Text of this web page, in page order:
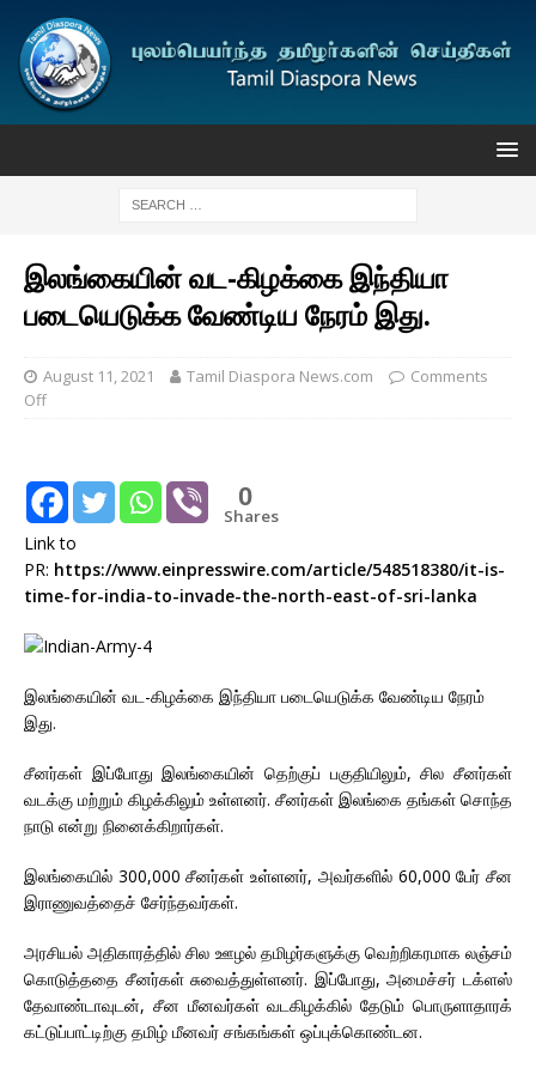
இலங்கையின் வட-கிழக்கை இந்தியா
படையெடுக்க வேண்டிய நேரம் இது.
August 11, 2021 Tamil Diaspora News.com
Comments
Off
0
Shares
Link to
PR: https://www.einpresswire.com/article/548518380/it-is-
time-for-india-to-invade-the-north-east-of-sri-lanka
இலங்கையின் வட-கிழக்கை இந்தியா படையெடுக்க வேண்டிய நேரம்
இது.
சீனர்கள் இப்போது இலங்கையின் தெற்குப் பகுதியிலும், சில சீனர்கள்
வடக்கு மற்றும் கிழக்கிலும் உள்ளனர். சீனர்கள் இலங்கை தங்கள் சொந்த
நாடு என்று நினைக்கிறார்கள்.
இலங்கையில் 300,000 சீனர்கள் உள்ளனர், அவர்களில் 60,000 பேர் சீன
இராணுவத்தைச் சேர்ந்தவர்கள்.
அரசியல் அதிகாரத்தில் சில ஊழல் தமிழர்களுக்கு வெற்றிகரமாக லஞ்சம்
கொடுத்ததை சீனர்கள் சுவைத்துள்ளனர். இப்போது, ​​அமைச்சர் டக்ளஸ்
தேவாண்டாவுடன், சீன மீனவர்கள் வடகிழக்கில் தேடும் பொருளாதாரக்
கட்டுப்பாட்டிற்கு தமிழ் மீனவர் சங்கங்கள் ஒப்புக்கொண்டன.